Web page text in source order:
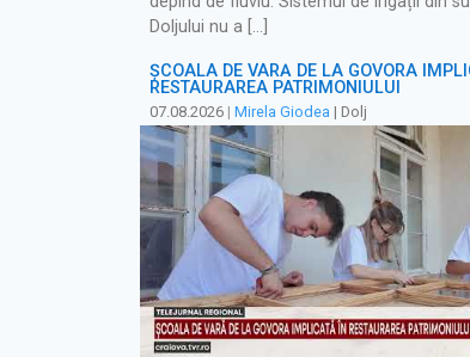
Doljului nu a […]
ȘCOALA DE VARĂ DE LA GOVORA
RESTAURAREA PATRIMONIULUI
07.08.2026 | Mirela Giodea | Dolj